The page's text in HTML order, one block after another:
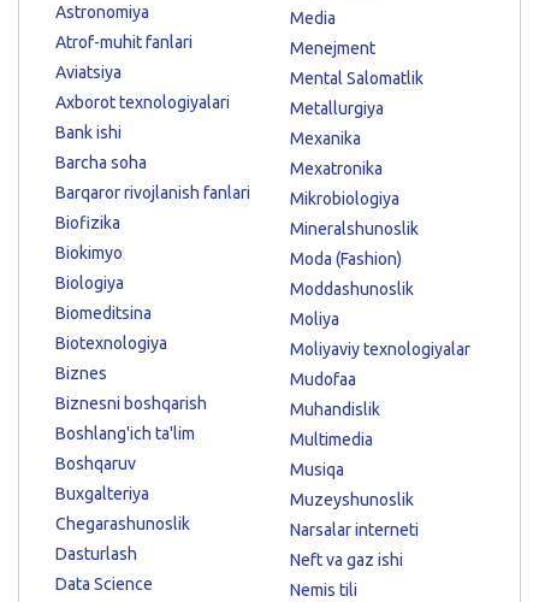
Astronomiya
Atrof-muhit fanlari
Aviatsiya
Axborot texnologiyalari
Bank ishi
Barcha soha
Barqaror rivojlanish fanlari
Biofizika
Biokimyo
Biologiya
Biomeditsina
Biotexnologiya
Biznes
Biznesni boshqarish
Boshlang'ich ta'lim
Boshqaruv
Buxgalteriya
Chegarashunoslik
Dasturlash
Data Science
Media
Menejment
Mental Salomatlik
Metallurgiya
Mexanika
Mexatronika
Mikrobiologiya
Mineralshunoslik
Moda (Fashion)
Moddashunoslik
Moliya
Moliyaviy texnologiyalar
Mudofaa
Muhandislik
Multimedia
Musiqa
Muzeyshunoslik
Narsalar interneti
Neft va gaz ishi
Nemis tili